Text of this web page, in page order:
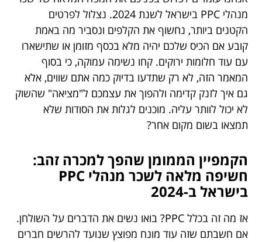
מנהלי PPC בישראל לשנת 2024. נצלול לפרטים
הקטנים ביותר, נחשוף את הקלפים ונסביר מה באמת
קובע אם הכיס שלכם יהיה מלא בכסף מזומן או שתישארו
עם עוד חלומות ירוקים. קחו נשימה עמוקה, כי בסוף
המאמר הזה, לא רק שתדעו בדיוק כמה אתם שווים, אלא
גם איך לזנק קדימה ולהפוך את עצמכם ל"מציאה" שהשוק
לא יכול לוותר עליה. מוכנים לגלות את הסודות שלא
תמצאו בשום מקום אחר?
הקמפיין הממומן שהפך למכרה זהב:
חשיפה מלאה לשכר מנהלי PPC
בישראל ב-2024
אז מה זה בכלל PPC? בואו נשים את הדברים על השולחן.
אם חשבתם שזה עוד מונח מפוצץ שנועד להרשים חברים